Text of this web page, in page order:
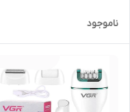
ناموجود